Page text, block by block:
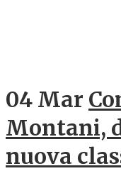
04 Mar
Montani,
nuova